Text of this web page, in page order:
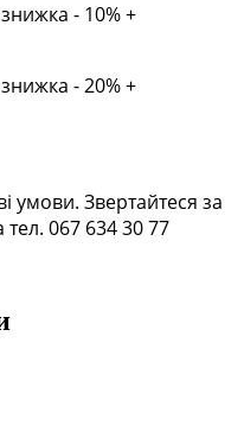
- 10% +
- 20% +
умови. Звертайтеся за
067 634 30 77